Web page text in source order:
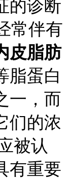
的诊断
常伴有
皮脂肪
脂蛋白
一，而
们的浓
被认
有重要